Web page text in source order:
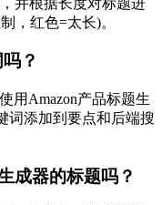
，红色=太长)。
？
用Amazon产品标题生
词添加到要点和后端搜
成器的标题吗？